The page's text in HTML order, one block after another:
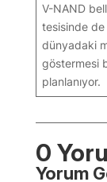
V-NAND
tesisinde
dünyadaki
göstermesi
planlanıyor.
0
Yorum